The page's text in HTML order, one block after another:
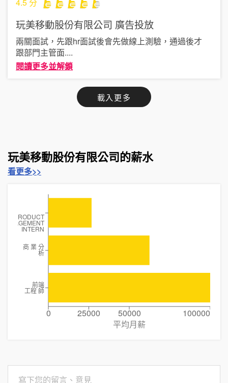
4.5分
玩美移動股份有限公司 廣告投放
兩關面試，先跟hr面試後會先做線上測驗，通過後才
跟部門主管面....
閱讀更多並解鎖
載入更多
玩美移動股份有限公司的薪水
看更多>>
0 25000 50000
100000
平均月薪
PRODUCT
MANAGEMENT
INTERN
商 業 分
析
前端
工程 師